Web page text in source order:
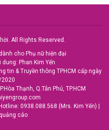
All Rights Reserved.
cho Phụ nữ hiện đại
Phan Kim Yến
tin & Truyền thông TPHCM cấp ngày
Thạnh, Q.Tân Phú, TP.HCM
Hotline: 0938.088.568 (Mrs. Kim Yến)
cáo